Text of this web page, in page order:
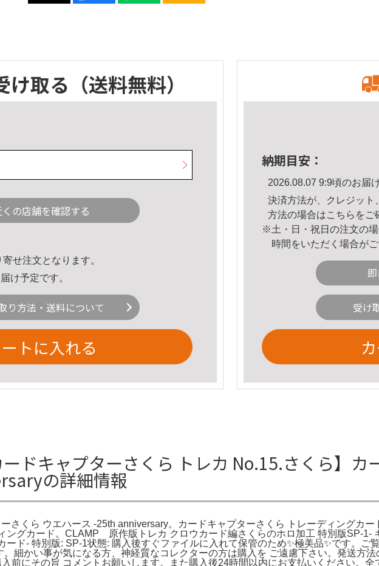
け取る （送料無料）
の店舗を確認する
せ注文となります。
け予定です。
り方法・送料について
トに入れる
納期目安：
2026.08.07 9:9頃のお届
決済方法が、クレジット
方法の場合はこちら をご
※土・日・祝日の注文の
時間をいただく場合がご
受け
ードキャプターさくら トレカ No.15.さくら】
の詳細情報
さくら ウエハース -25th anniversary。カードキャプターさくら トレーディングカ
ングカード。CLAMP 原作版トレカ クロウカード編さくらのホロ加工 特別版SP-1-
ード- 特別版: SP-1状態: 購入後すぐファイルに入れて保管のため✨️極美品✨️です。
細かい事が気になる方、神経質なコレクターの方は購入を ご遠慮下さい。発送方
前にその旨 コメントお願いします。また購入後24時間以内にお支払いください。全